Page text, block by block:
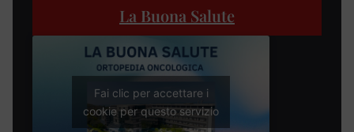
La Buona Salute
Fai clic per accettare i
cookie per questo servizio